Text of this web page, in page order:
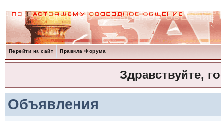
Перейти на сайт Правила Форума
Здравствуйте,
Объявления